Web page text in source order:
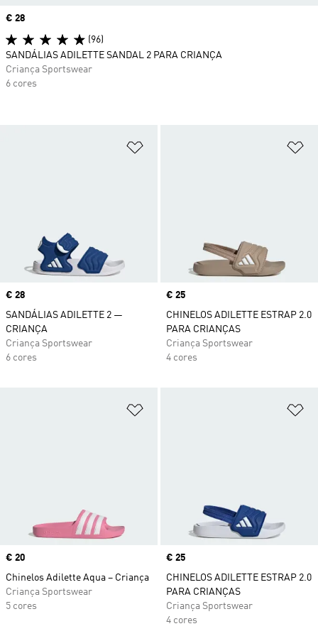
Price
€ 28
SANDÁLIAS ADILETTE 2 —
CRIANÇA
Criança Sportswear
6 cores
Price
€ 25
CHINELOS ADILETTE ESTRAP 2.0
PARA CRIANÇAS
Criança Sportswear
4 cores
Price
€ 20
Chinelos Adilette Aqua – Criança
Criança Sportswear
5 cores
Price
€ 25
CHINELOS ADILETTE ESTRAP 2.0
PARA CRIANÇAS
Criança Sportswear
4 cores
Price
€ 28
(96)
SANDÁLIAS ADILETTE SANDAL 2 PARA CRIANÇA
Criança Sportswear
6 cores